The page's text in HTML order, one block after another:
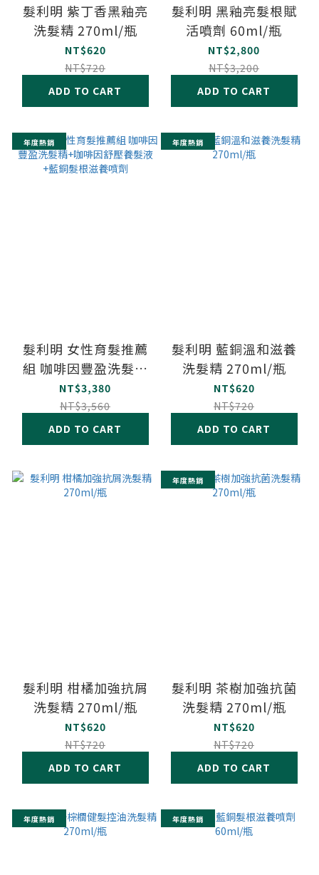
髮利明 紫丁香黑釉亮
洗髮精 270ml/瓶
NT$620
NT$720
ADD TO CART
髮利明 黑釉亮髮根賦
活噴劑 60ml/瓶
NT$2,800
NT$3,200
ADD TO CART
年度熱銷
髮利明 女性育髮推薦
組 咖啡因豐盈洗髮精
+咖啡因舒壓養髮液
+藍銅髮根滋養噴劑
NT$3,380
NT$3,560
ADD TO CART
年度熱銷
髮利明 藍銅溫和滋養
洗髮精 270ml/瓶
NT$620
NT$720
ADD TO CART
髮利明 柑橘加強抗屑
洗髮精 270ml/瓶
NT$620
NT$720
ADD TO CART
年度熱銷
髮利明 茶樹加強抗菌
洗髮精 270ml/瓶
NT$620
NT$720
ADD TO CART
年度熱銷 年度熱銷